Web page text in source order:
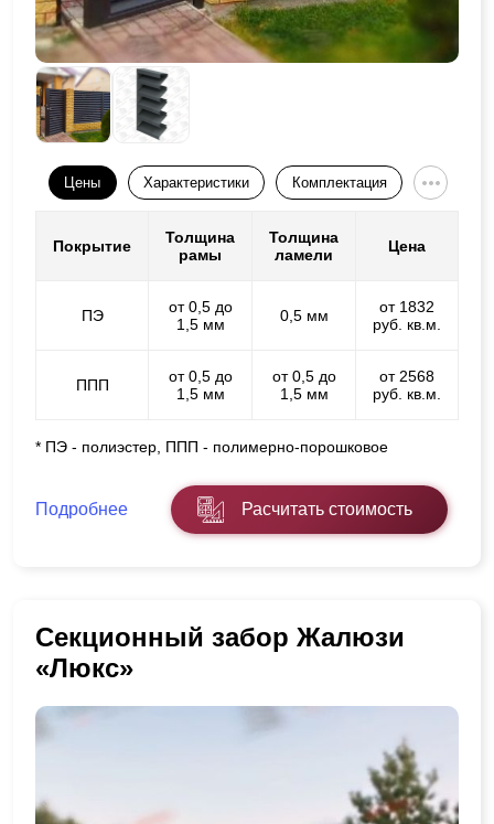
Цены Характеристики Комплектация
Покрытие
Толщина
рамы
Толщина
ламели
Цена
ПЭ
от 0,5 до
1,5 мм
0,5 мм
от 1832
руб. кв.м.
ППП
от 0,5 до
1,5 мм
от 0,5 до
1,5 мм
от 2568
руб. кв.м.
* ПЭ - полиэстер, ППП - полимерно-порошковое
Подробнее Расчитать стоимость
Секционный забор Жалюзи
«Люкс»